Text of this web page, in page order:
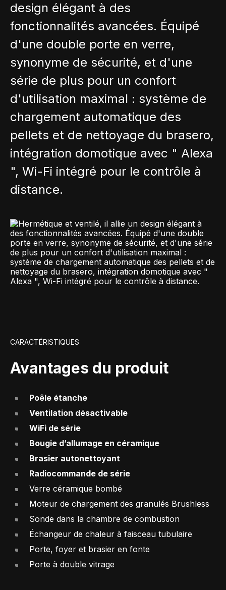
design élégant à des
fonctionnalités avancées. Équipé
d'une double porte en verre,
synonyme de sécurité, et d'une
série de plus pour un confort
d'utilisation maximal : système de
chargement automatique des
pellets et de nettoyage du brasero,
intégration domotique avec " Alexa
", Wi-Fi intégré pour le contrôle à
distance.
CARACTÉRISTIQUES
Avantages du produit
Poêle étanche
Ventilation désactivable
WiFi de série
Bougie d’allumage en céramique
Brasier autonettoyant
Radiocommande de série
Verre céramique bombé
Moteur de chargement des granulés Brushless
Sonde dans la chambre de combustion
Échangeur de chaleur à faisceau tubulaire
Porte, foyer et brasier en fonte
Porte à double vitrage